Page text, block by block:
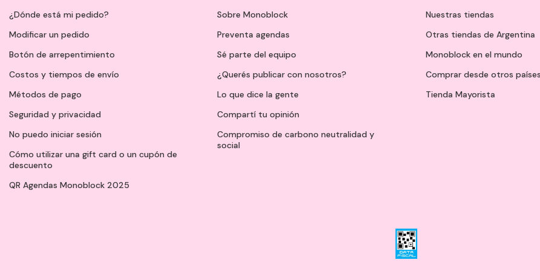
¿Dónde está mi pedido?
Modificar un pedido
Botón de arrepentimiento
Costos y tiempos de envío
Métodos de pago
Seguridad y privacidad
No puedo iniciar sesión
Cómo utilizar una gift card o un cupón de
descuento
QR Agendas Monoblock 2025
Sobre Monoblock
Preventa agendas
Sé parte del equipo
¿Querés publicar con nosotros?
Lo que dice la gente
Compartí tu opinión
Compromiso de carbono neutralidad y
social
Nuestras tiendas
Otras tiendas de Argentina
Monoblock en el mundo
Comprar desde otros países
Tienda Mayorista